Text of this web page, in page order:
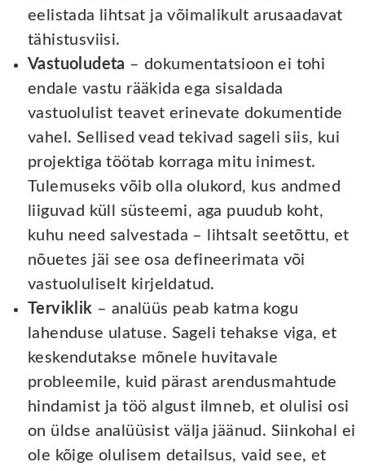
eelistada lihtsat ja võimalikult arusaadavat
tähistusviisi.
Vastuoludeta – dokumentatsioon ei tohi
endale vastu rääkida ega sisaldada
vastuolulist teavet erinevate dokumentide
vahel. Sellised vead tekivad sageli siis, kui
projektiga töötab korraga mitu inimest.
Tulemuseks võib olla olukord, kus andmed
liiguvad küll süsteemi, aga puudub koht,
kuhu need salvestada – lihtsalt seetõttu, et
nõuetes jäi see osa defineerimata või
vastuoluliselt kirjeldatud.
Terviklik – analüüs peab katma kogu
lahenduse ulatuse. Sageli tehakse viga, et
keskendutakse mõnele huvitavale
probleemile, kuid pärast arendusmahtude
hindamist ja töö algust ilmneb, et olulisi osi
on üldse analüüsist välja jäänud. Siinkohal ei
ole kõige olulisem detailsus, vaid see, et